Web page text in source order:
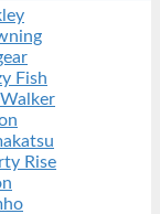
Fish
Rise